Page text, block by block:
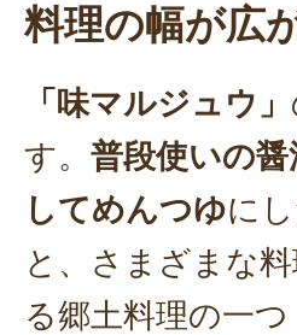
料理の幅が広
「味マルジュウ」
す。 普段使いの醤
してめんつゆにし
と、さまざまな
る郷土料理の一つ